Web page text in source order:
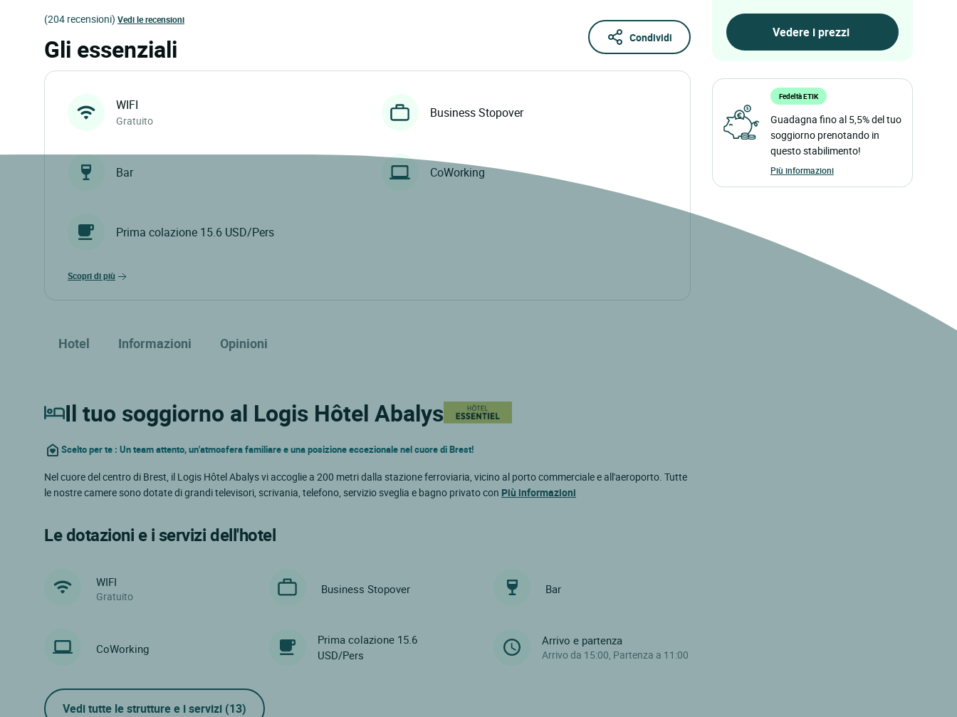
(204 recensioni) Vedi le recensioni
Condividi
Gli essenziali
WIFI
Gratuito
Business Stopover
Bar CoWorking
Prima colazione 15.6 USD/Pers
scopri di più
Hotel Informazioni Opinioni
Il tuo soggiorno al Logis Hôtel Abalys
Scelto per te : Un team attento, un'atmosfera familiare e una posizione eccezionale nel cuore di Brest!
Nel cuore del centro di Brest, il Logis Hôtel Abalys vi accoglie a 200 metri dalla stazione ferroviaria, vicino al porto commerciale e all'aeroporto. Tutte
le nostre camere sono dotate di grandi televisori, scrivania, telefono, servizio sveglia e bagno privato con Più informazioni
Le dotazioni e i servizi dell'hotel
WIFI
Gratuito
Business Stopover Bar
CoWorking
Prima colazione 15.6
USD/Pers
Arrivo e partenza
Arrivo da 15:00, Partenza a 11:00
Vedi tutte le strutture e i servizi (13)
Fedeltà ETIK
Guadagna fino al 5,5% del tuo
soggiorno prenotando in
questo stabilimento!
Più informazioni